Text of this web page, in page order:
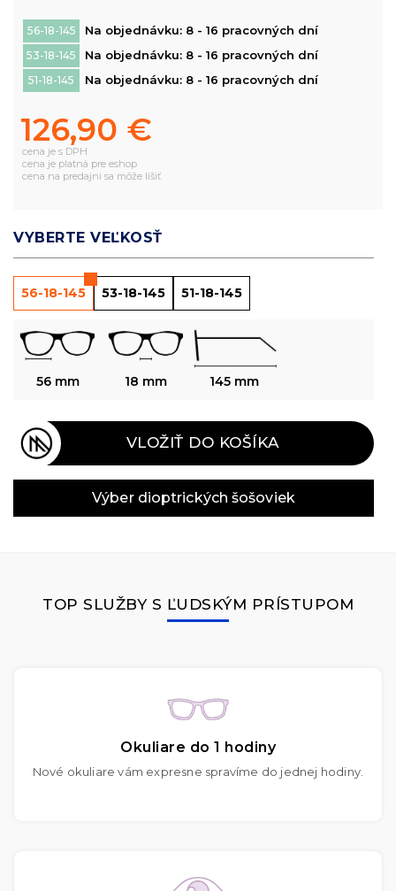
56-18-145 Na objednávku: 8 - 16 pracovných dní
53-18-145 Na objednávku: 8 - 16 pracovných dní
51-18-145 Na objednávku: 8 - 16 pracovných dní
126,90 €
cena je s DPH
cena je platná pre eshop
cena na predajni sa môže líšiť
VYBERTE VEĽKOSŤ
56-18-145 53-18-145 51-18-145
56 mm 18 mm 145 mm
VLOŽIŤ DO KOŠÍKA
Výber dioptrických šošoviek
TOP SLUŽBY S ĽUDSKÝM PRÍSTUPOM
Okuliare do 1 hodiny
Nové okuliare vám expresne spravíme do jednej hodiny.